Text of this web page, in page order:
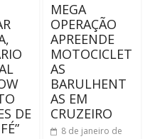
DE
MEGA
OPERAÇÃO
APREENDE
MOTOCICLET
AS
BARULHENT
AS EM
CRUZEIRO
8 de janeiro de